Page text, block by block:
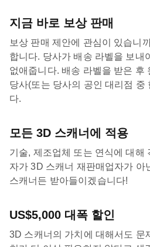
지금 바로 보상 판매
보상 판매 제안에 관심이 있습니
합니다. 당사가 배송 라벨을 보내
없애줍니다. 배송 라벨을 받은 후
당사(또는 당사의 공인 대리점 중
다.
모든 3D 스캐너에 적용
기술, 제조업체 또는 연식에 대해
자가 3D 스캐너 재판매업자가 아
스캐너든 받아들이겠습니다!
US$5,000 대폭 할인
3D 스캐너의 가치에 대해서도 문